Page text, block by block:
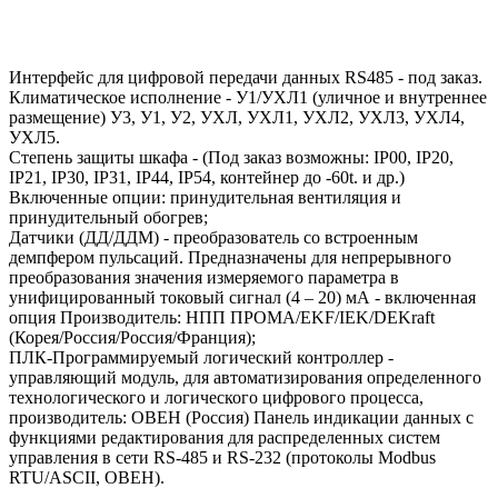
Интерфейс для цифровой передачи данных RS485 - под заказ.
Климатическое исполнение - У1/УХЛ1 (уличное и внутреннее
размещение) У3, У1, У2, УХЛ, УХЛ1, УХЛ2, УХЛ3, УХЛ4,
УХЛ5.
Степень защиты шкафа - (Под заказ возможны: IP00, IP20,
IP21, IP30, IP31, IP44, IP54, контейнер до -60t. и др.)
Включенные опции: принудительная вентиляция и
принудительный обогрев;
Датчики (ДД/ДДМ) - преобразователь со встроенным
демпфером пульсаций. Предназначены для непрерывного
преобразования значения измеряемого параметра в
унифицированный токовый сигнал (4 – 20) мА - включенная
опция Производитель: НПП ПРОМА/EKF/IEK/DEKraft
(Корея/Россия/Россия/Франция);
ПЛК-Программируемый логический контроллер -
управляющий модуль, для автоматизирования определенного
технологического и логического цифрового процесса,
производитель: ОВЕН (Россия) Панель индикации данных с
функциями редактирования для распределенных систем
управления в сети RS-485 и RS-232 (протоколы Modbus
RTU/ASCII, ОВЕН).